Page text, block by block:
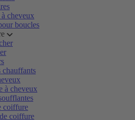
cheveux
boucles
chauffants
à cheveux
coiffure
coiffure